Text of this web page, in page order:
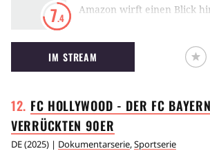
7.4
Amazon wirft einen Blick
begleitet die Spieler nach
Champions League-Finale
Doku erschien am 2.
IM STREAM
FC HOLLYWOOD - DER FC
VERRÜCKTEN 90ER
DE(2025) | Dokumentarserie,Sportserie